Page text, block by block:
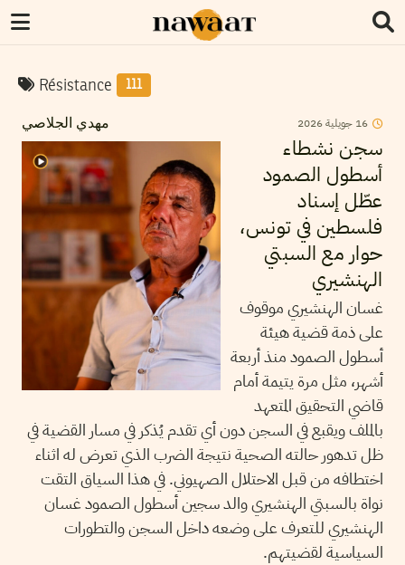
Résistance 111
مهدي الجلاصي 16 جويلية2026
سجن نشطاء
أسطول الصمود
عطّل إسناد
فلسطين في تونس،
حوار مع السبتي
الهنشيري
غسان الهنشيري موقوف
على ذمة قضية هيئة
أسطول الصمود منذ أربعة
أشهر، مثل مرة يتيمة أمام
قاضي التحقيق المتعهد
بالملف ويقبع في السجن دون أي تقدم يُذكر في مسار القضية في
ظل تدهور حالته الصحية نتيجة الضرب الذي تعرض له اثناء
اختطافه من قبل الاحتلال الصهيوني. في هذا السياق التقت
نواة بالسبتي الهنشيري والد سجين أسطول الصمود غسان
الهنشيري للتعرف على وضعه داخل السجن والتطورات
السياسية لقضيتهم.